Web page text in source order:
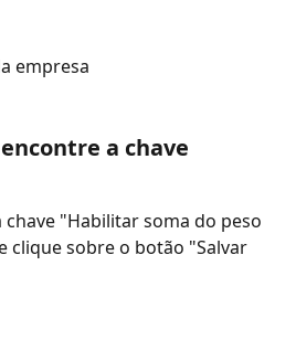
empresa
a chave
"Habilitar soma do peso
clique sobre o botão "Salvar